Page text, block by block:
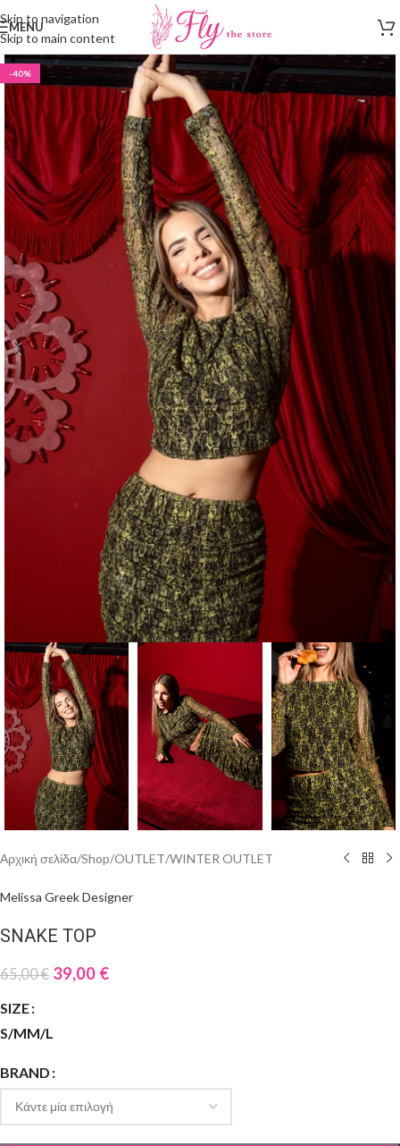
Skip to navigation
Skip to main content
MENU
-40%
Αρχική σελίδα/Shop/OUTLET/WINTER OUTLET
Melissa Greek Designer
SNAKE TOP
65,00€ 39,00 €
SIZE
S/MM/L
BRAND